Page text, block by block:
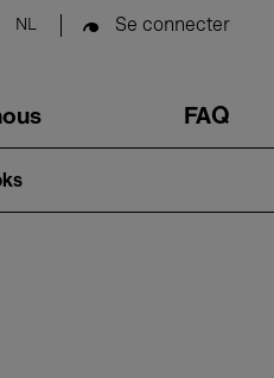
NL Se connecter
FAQ